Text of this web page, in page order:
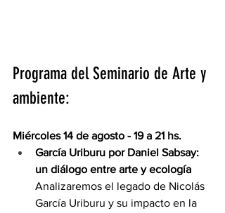
Programa del Seminario de Arte y
ambiente:
Miércoles 14 de agosto - 19 a 21 hs.
García Uriburu por Daniel Sabsay:
un diálogo entre arte y ecología
Analizaremos el legado de Nicolás
García Uriburu y su impacto en la